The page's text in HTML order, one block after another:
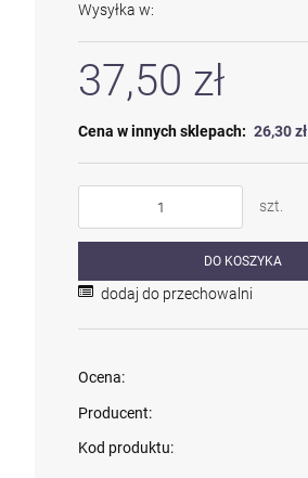
Wysyłka w:
37,50 zł
Cena w innych sklepach: 26,30 zł
szt.
DO KOSZYKA
dodaj do przechowalni
Ocena:
Producent:
Kod produktu: